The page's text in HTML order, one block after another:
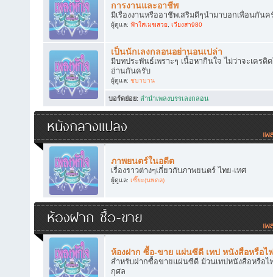
การงานและอาชีพ
มีเรื่องงานหรืออาชีพเสริมดีๆนำมาบอกเพื่อนกันค
ผู้ดูแล: ฟ้าใสเมฆสวย, เวียงสา980
เป็นนักเลงกลอนอย่านอนเปล่า
มีบทประพันธ์เพราะๆ เนื้อหากินใจ ไม่ว่าจะเครดิ
อ่านกันครับ
ผู้ดูแล: ชบาบาน
บอร์ดย่อย: ลำนำเพลงบรรเลงกลอน
หนังกลางแปลง
ภาพยนตร์ในอดีต
เรื่องราวต่างๆเกี่ยวกับภาพยนตร์ ไทย-เทศ
ผู้ดูแล: เซี๊ยะ(นพดล)
ห้องฝาก ซื้อ-ขาย
ห้องฝาก ซื้อ-ขาย แผ่นซีดี เทป หนังสือหรือไ
สำหรับฝากซื้อขายแผ่นซีดี ม้วนเทปหนังสือหรือไ
กุศล